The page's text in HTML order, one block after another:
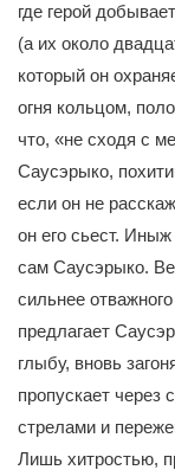
где герой
(а их около
который он
огня кольцом,
что, «не сходя с
Саусэрыко,
если он не
он его сьест.
сам Саусэрыко.
сильнее
предлагает
глыбу, вновь
пропускает через
стрелами и
Лишь хитростью,